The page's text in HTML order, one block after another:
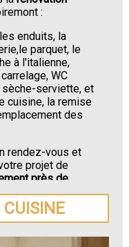
:
enduits, la
parquet, le
à l'italienne,
WC
sèche-serviette, et
cuisine, la remise
des
rendez-vous et
projet de
près de
CUISINE